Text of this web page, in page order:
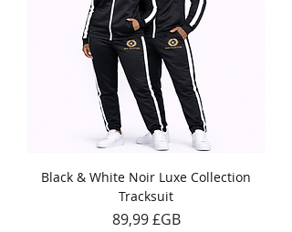
Black & White Noir Luxe Collection
Tracksuit
Prix
89,99 £GB